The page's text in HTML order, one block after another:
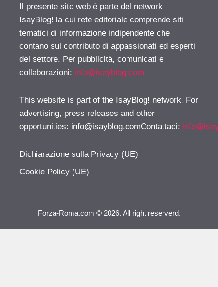
Il presente sito web è parte del network
IsayBlog! la cui rete editoriale comprende siti
tematici di informazione indipendente che
contano sul contributo di appassionati ed esperti
del settore. Per pubblicità, comunicati e
collaborazioni: info@isayblog.com
This website is part of the IsayBlog! network. For
advertising, press releases and other
opportunities: info@isayblog.comContattaci:
Dichiarazione sulla Privacy (UE)
Cookie Policy (UE)
Forza-Roma.com © 2026. All right reserverd.